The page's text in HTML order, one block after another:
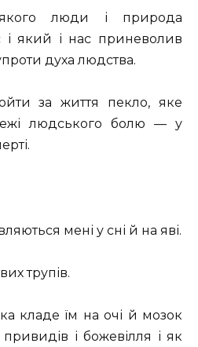
люди і природа
і який і нас приневолив
духа людства.
за життя пекло, яке
людського болю — у
мені у сні й на яві.
трупів.
кладе їм на очі й мозок
і божевілля і як